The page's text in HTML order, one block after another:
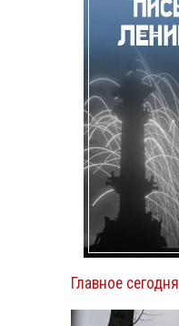
Главное сегодня